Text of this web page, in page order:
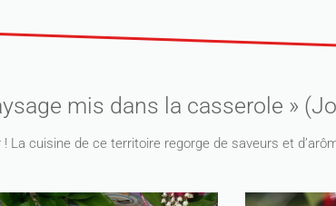
mis dans la casserole »
La cuisine de ce territoire regorge de saveurs et